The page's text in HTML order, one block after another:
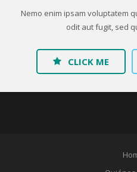
Nemo enim ipsam voluptatem
odit aut fugit, sed
CLICK ME